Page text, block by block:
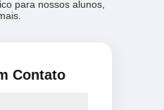
para nossos alunos,
Contato